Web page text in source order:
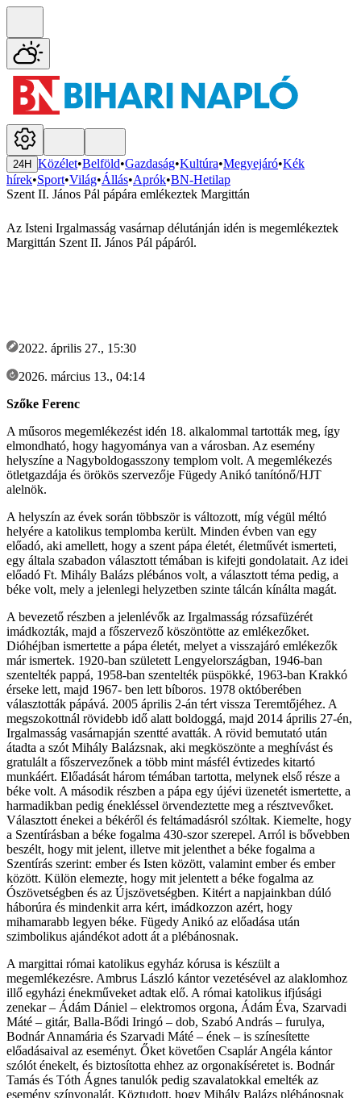
24H Közélet•Belföld•Gazdaság•Kultúra•Megyejáró•Kék
hírek•Sport•Világ•Állás•Aprók•BN-Hetilap
Szent II. János Pál pápára emlékeztek Margittán
Az Isteni Irgalmasság vasárnap délutánján idén is megemlékeztek
Margittán Szent II. János Pál pápáról.
2022. április 27., 15:30
2026. március 13., 04:14
Szőke Ferenc
A műsoros megemlékezést idén 18. alkalommal tartották meg, így
elmondható, hogy hagyománya van a városban. Az esemény
helyszíne a Nagyboldogasszony templom volt. A megemlékezés
ötletgazdája és örökös szervezője Fügedy Anikó tanítónő/HJT
alelnök.
A helyszín az évek során többször is változott, míg végül méltó
helyére a katolikus templomba került. Minden évben van egy
előadó, aki amellett, hogy a szent pápa életét, életművét ismerteti,
egy általa szabadon választott témában is kifejti gondolatait. Az idei
előadó Ft. Mihály Balázs plébános volt, a választott téma pedig, a
béke volt, mely a jelenlegi helyzetben szinte tálcán kínálta magát.
A bevezető részben a jelenlévők az Irgalmasság rózsafüzérét
imádkozták, majd a főszervező köszöntötte az emlékezőket.
Dióhéjban ismertette a pápa életét, melyet a visszajáró emlékezők
már ismertek. 1920-ban született Lengyelországban, 1946-ban
szentelték pappá, 1958-ban szentelték püspökké, 1963-ban Krakkó
érseke lett, majd 1967- ben lett bíboros. 1978 októberében
választották pápává. 2005 április 2-án tért vissza Teremtőjéhez. A
megszokottnál rövidebb idő alatt boldoggá, majd 2014 április 27-én,
Irgalmasság vasárnapján szentté avatták. A rövid bemutató után
átadta a szót Mihály Balázsnak, aki megköszönte a meghívást és
gratulált a főszervezőnek a több mint másfél évtizedes kitartó
munkáért. Előadását három témában tartotta, melynek első része a
béke volt. A második részben a pápa egy újévi üzenetét ismertette, a
harmadikban pedig énekléssel örvendeztette meg a résztvevőket.
Választott énekei a békéről és feltámadásról szóltak. Kiemelte, hogy
a Szentírásban a béke fogalma 430-szor szerepel. Arról is bővebben
beszélt, hogy mit jelent, illetve mit jelenthet a béke fogalma a
Szentírás szerint: ember és Isten között, valamint ember és ember
között. Külön elemezte, hogy mit jelentett a béke fogalma az
Ószövetségben és az Újszövetségben. Kitért a napjainkban dúló
háborúra és mindenkit arra kért, imádkozzon azért, hogy
mihamarabb legyen béke. Fügedy Anikó az előadása után
szimbolikus ajándékot adott át a plébánosnak.
A margittai római katolikus egyház kórusa is készült a
megemlékezésre. Ambrus László kántor vezetésével az alaklomhoz
illő egyházi énekműveket adtak elő. A római katolikus ifjúsági
zenekar – Ádám Dániel – elektromos orgona, Ádám Éva, Szarvadi
Máté – gitár, Balla-Bődi Iringó – dob, Szabó András – furulya,
Bodnár Annamária és Szarvadi Máté – ének – is színesítette
előadásaival az eseményt. Őket követően Csaplár Angéla kántor
szólót énekelt, és biztosította ehhez az orgonakíséretet is. Bodnár
Tamás és Tóth Ágnes tanulók pedig szavalatokkal emelték az
esemény színvonalát. Köztudott, hogy Mihály Balázs plébánosnak